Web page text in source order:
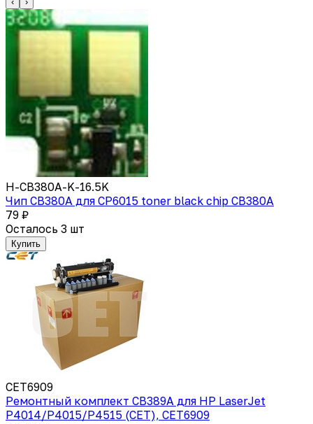
H-CB380A-K-16.5K
Чип CB380A для CP6015 toner black chip CB380A
79 ₽
Осталось 3 шт
Купить
CET6909
Ремонтный комплект CB389A для HP LaserJet
P4014/P4015/P4515 (CET), CET6909